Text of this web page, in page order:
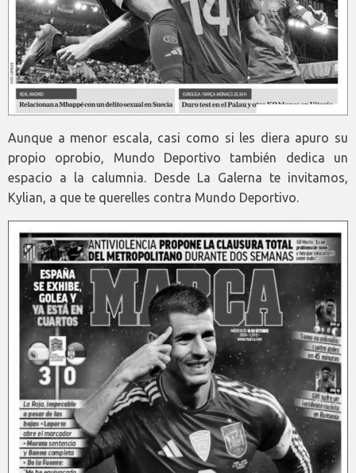
Aunque a menor escala, casi como si les diera apuro su
propio oprobio, Mundo Deportivo también dedica un
espacio a la calumnia. Desde La Galerna te invitamos,
Kylian, a que te querelles contra Mundo Deportivo.